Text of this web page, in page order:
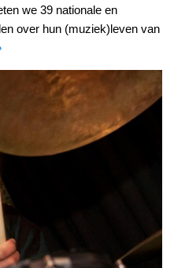
we 39 nationale en
over hun (muziek)leven van